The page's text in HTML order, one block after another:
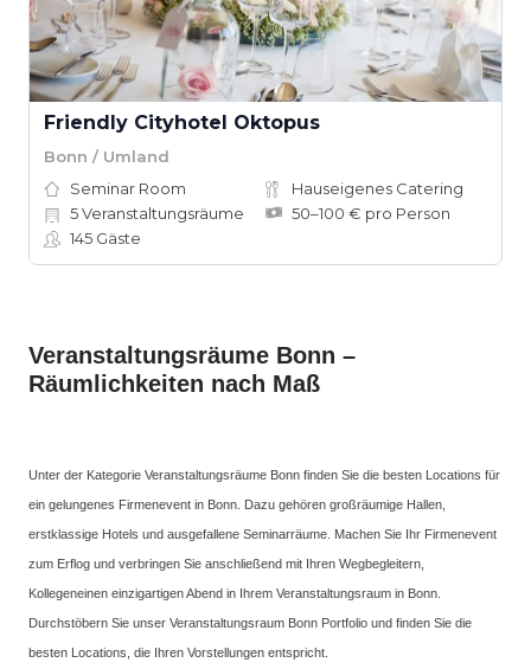
Friendly Cityhotel Oktopus
Bonn / Umland
Seminar Room
Hauseigenes Catering
5Veranstaltungsräume
50–100 € pro Person
145 Gäste
Veranstaltungsräume Bonn –
Räumlichkeiten nach Maß
Unter der Kategorie Veranstaltungsräume Bonn finden Sie die besten Locations für
ein gelungenes Firmenevent in Bonn. Dazu gehören großräumige Hallen,
erstklassige Hotels und ausgefallene Seminarräume. Machen Sie Ihr Firmenevent
zum Erflog und verbringen Sie anschließend mit Ihren Wegbegleitern,
Kollegeneinen einzigartigen Abend in Ihrem Veranstaltungsraum in Bonn.
Durchstöbern Sie unser Veranstaltungsraum Bonn Portfolio und finden Sie die
besten Locations, die Ihren Vorstellungen entspricht.